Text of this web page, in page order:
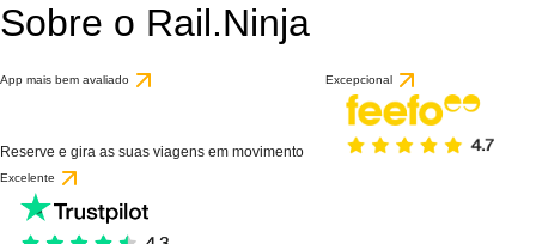
Sobre o Rail.Ninja
App mais bem avaliado
Reserve e gira as suas viagens em movimento
Excepcional
Excelente